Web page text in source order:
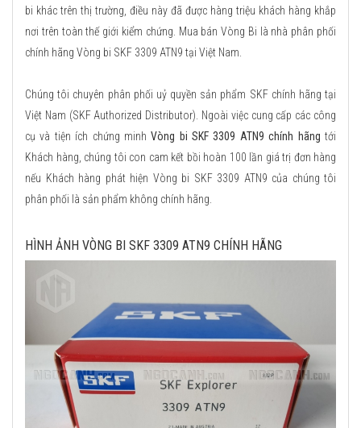
bi khác trên thị trường, điều này đã được hàng triệu khách hàng khắp
nơi trên toàn thế giới kiểm chứng. Mua bán Vòng Bi là nhà phân phối
chính hãng Vòng bi SKF 3309 ATN9 tại Việt Nam.
Chúng tôi chuyên phân phối uỷ quyền sản phẩm SKF chính hãng tại
Việt Nam (SKF Authorized Distributor). Ngoài việc cung cấp các công
cụ và tiện ích chứng minhVòng bi SKF 3309 ATN9 chính hãng tới
Khách hàng, chúng tôi con cam kết bồi hoàn 100 lần giá trị đơn hàng
nếu Khách hàng phát hiện Vòng bi SKF 3309 ATN9 của chúng tôi
phân phối là sản phẩm không chính hãng.
HÌNH ẢNH VÒNG BI SKF 3309 ATN9 CHÍNH HÃNG